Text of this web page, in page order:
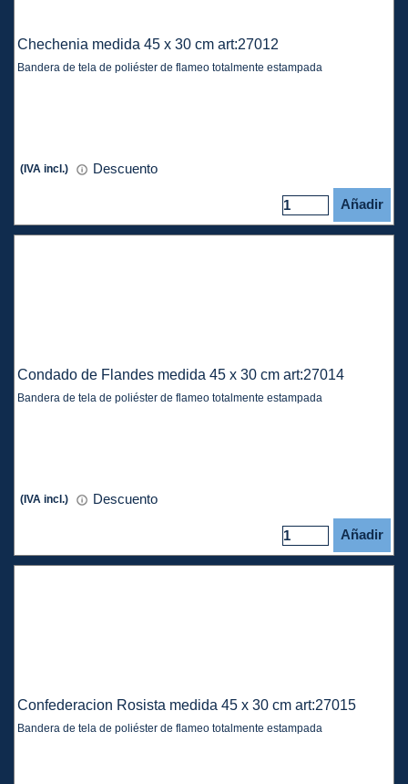
Chechenia medida 45 x 30 cm art:27012
Bandera de tela de poliéster de flameo totalmente estampada
(IVA incl.) Descuento
Añadir
Condado de Flandes medida 45 x 30 cm art:27014
Bandera de tela de poliéster de flameo totalmente estampada
(IVA incl.) Descuento
Añadir
Confederacion Rosista medida 45 x 30 cm art:27015
Bandera de tela de poliéster de flameo totalmente estampada